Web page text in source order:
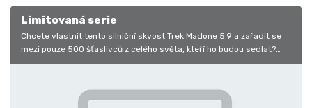
Limitovaná serie
Chcete vlastnit tento silniční skvost Trek Madone 5.9 a zařadit se
mezi pouze 500 šťaslivců z celého světa, kteří ho budou sedlat?…